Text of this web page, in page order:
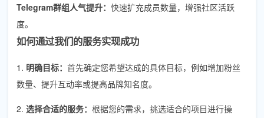
Telegram群组人气提升： 快速扩充成员数量，增强社区活跃
度。
如何通过我们的服务实现成功
1. 明确目标： 首先确定您希望达成的具体目标，例如增加粉丝
数量、提升互动率或提高品牌知名度。
2. 选择合适的服务： 根据您的需求，挑选适合的项目进行操